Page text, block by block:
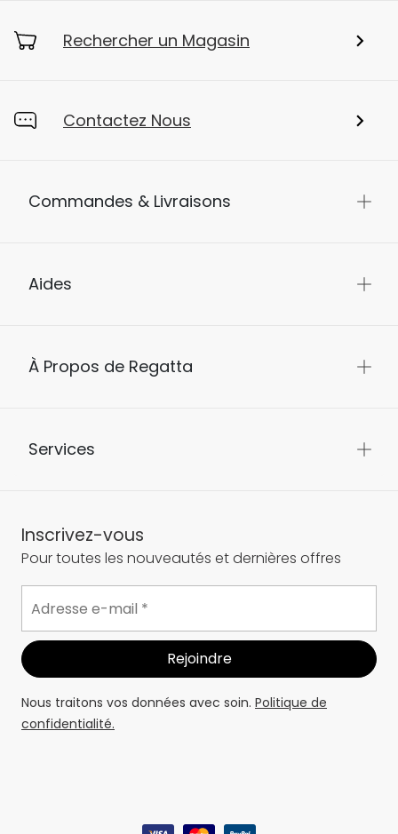
Rechercher un Magasin
Contactez Nous
Commandes & Livraisons
Aides
À Propos de Regatta
Services
Inscrivez-vous
Pour toutes les nouveautés et dernières offres
Nous traitons vos données avec soin. Politique de
confidentialité.